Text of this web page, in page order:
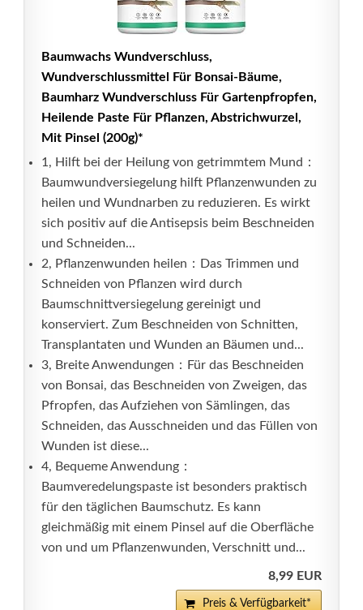
Baumwachs Wundverschluss,
Wundverschlussmittel Für Bonsai-Bäume,
Baumharz Wundverschluss Für Gartenpfropfen,
Heilende Paste Für Pflanzen, Abstrichwurzel,
Mit Pinsel (200g)*
1, Hilft bei der Heilung von getrimmtem Mund：
Baumwundversiegelung hilft Pflanzenwunden zu
heilen und Wundnarben zu reduzieren. Es wirkt
sich positiv auf die Antisepsis beim Beschneiden
und Schneiden...
2, Pflanzenwunden heilen：Das Trimmen und
Schneiden von Pflanzen wird durch
Baumschnittversiegelung gereinigt und
konserviert. Zum Beschneiden von Schnitten,
Transplantaten und Wunden an Bäumen und...
3, Breite Anwendungen：Für das Beschneiden
von Bonsai, das Beschneiden von Zweigen, das
Pfropfen, das Aufziehen von Sämlingen, das
Schneiden, das Ausschneiden und das Füllen von
Wunden ist diese...
4, Bequeme Anwendung：
Baumveredelungspaste ist besonders praktisch
für den täglichen Baumschutz. Es kann
gleichmäßig mit einem Pinsel auf die Oberfläche
von und um Pflanzenwunden, Verschnitt und...
8,99 EUR
Preis & Verfügbarkeit*